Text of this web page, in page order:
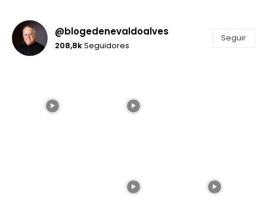
@blogedenevaldoalves
208,8kSeguidores
Seguir